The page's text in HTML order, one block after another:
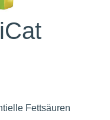
Fettsäuren